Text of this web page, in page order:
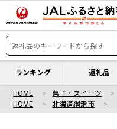
ランキング 返礼品
HOME 菓子・スイーツ
HOME
北海道網走市